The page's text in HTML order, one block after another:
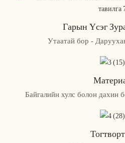
Гарын Үсэг
Утаатай бор -
Байгалийн хулс болон дахин